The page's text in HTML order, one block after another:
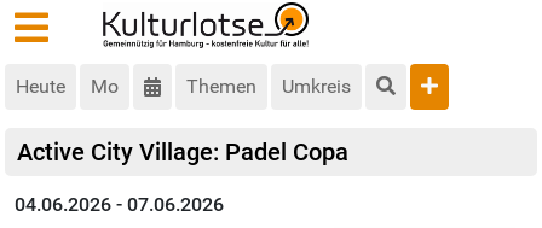
Heute Mo Themen Umkreis
Active City Village: Padel Copa
04.06.2026 - 07.06.2026